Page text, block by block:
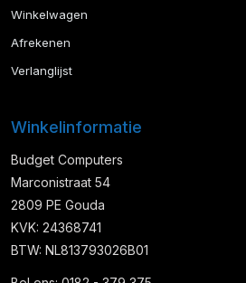
Winkelwagen
Afrekenen
Verlanglijst
Winkelinformatie
Budget Computers
Marconistraat 54
2809 PE Gouda
KVK: 24368741
BTW: NL813793026B01